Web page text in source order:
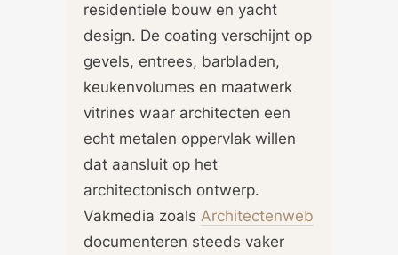
residentiele bouw en yacht
design. De coating verschijnt op
gevels, entrees, barbladen,
keukenvolumes en maatwerk
vitrines waar architecten een
echt metalen oppervlak willen
dat aansluit op het
architectonisch ontwerp.
Vakmedia zoals Architectenweb
documenteren steeds vaker